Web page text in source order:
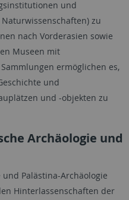
und
zu
nach Vorderasien sowie
Museen mit
ermöglichen es,
und
und -objekten zu
Archäologie und
Palästina-Archäologie
Hinterlassenschaften der